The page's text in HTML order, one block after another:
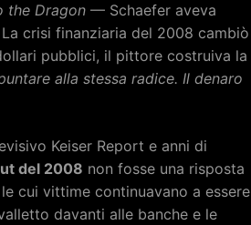
the Dragon — Schaefer aveva
crisi finanziaria del 2008 cambiò
pubblici, il pittore costruiva la
alla stessa radice. Il denaro
Keiser Report e anni di
del 2008 non fosse una risposta
cui vittime continuavano a essere
davanti alle banche e le